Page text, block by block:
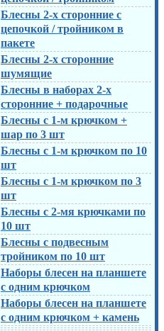
Блесны 2-х сторонние с
цепочкой / тройником в
пакете
Блесны 2-х сторонние
шумящие
Блесны в наборах 2-х
сторонние + подарочные
Блесны с 1-м крючком +
шар по 3 шт
Блесны с 1-м крючком по 10
шт
Блесны с 1-м крючком по 3
шт
Блесны с 2-мя крючками по
10 шт
Блесны с подвесным
тройником по 10 шт
Наборы блесен на планшете
с одним крючком
Наборы блесен на планшете
с одним крючком + камень